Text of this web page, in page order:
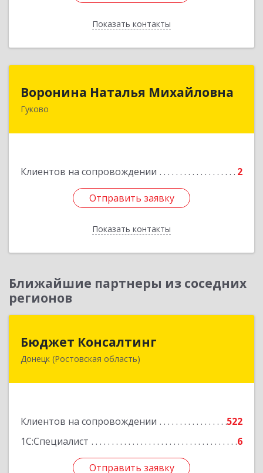
Показать контакты
Назад
Воронина Наталья Михайловна
Гуково
Клиентов на сопровождении 2
Отправить заявку
Показать контакты
Воронина Наталья Михайловна
Отправить заявку
Назад
Ближайшие партнеры из соседних
регионов
Бюджет Консалтинг
Донецк (Ростовская область)
Клиентов на сопровождении
522
1С:Специалист
6
Отправить заявку
346338, Ростовская обл, г.о. Город Донецк,
Отправить заявку